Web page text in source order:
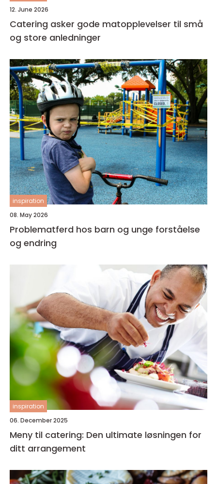
12. June 2026
Catering asker gode matopplevelser til små
og store anledninger
inspiration
08. May 2026
Problematferd hos barn og unge forståelse
og endring
inspiration
06. December 2025
Meny til catering: Den ultimate løsningen for
ditt arrangement